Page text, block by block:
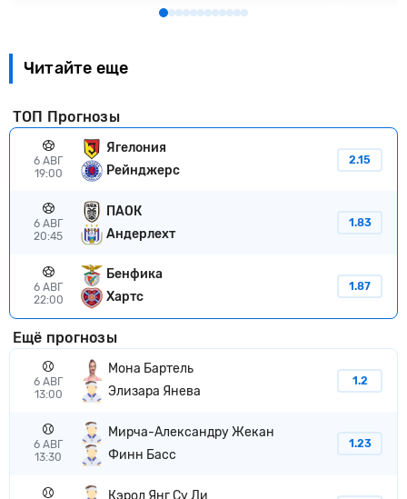
Читайте еще
ТОП Прогнозы
6 АВГ
19:00
Ягелония
Рейнджерс
2.15
6 АВГ
20:45
ПАОК
Андерлехт
1.83
6 АВГ
22:00
Бенфика
Хартс
1.87
Ещё прогнозы
6 АВГ
13:00
Мона Бартель
Элизара Янева
1.2
6 АВГ
13:30
Мирча-Александру Жекан
Финн Басс
1.23
Кэрол Янг Су Ли